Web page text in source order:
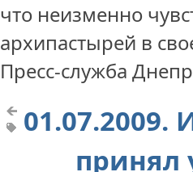
что неизменно
архипастырей в
Пресс-служба
принял